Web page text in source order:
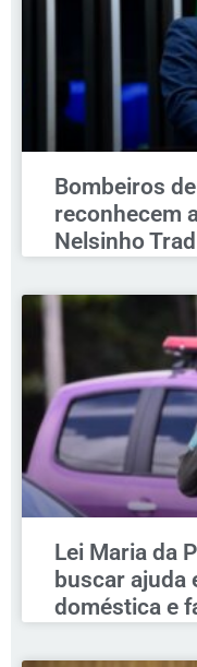
Bombeiros
reconhecem
Nelsinho Trad
Lei Maria da
buscar ajuda
doméstica e